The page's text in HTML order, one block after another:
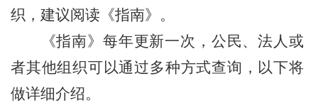
织，建议阅读《指南》。
《指南》每年更新一次，公民、法人或
者其他组织可以通过多种方式查询，以下将
做详细介绍。